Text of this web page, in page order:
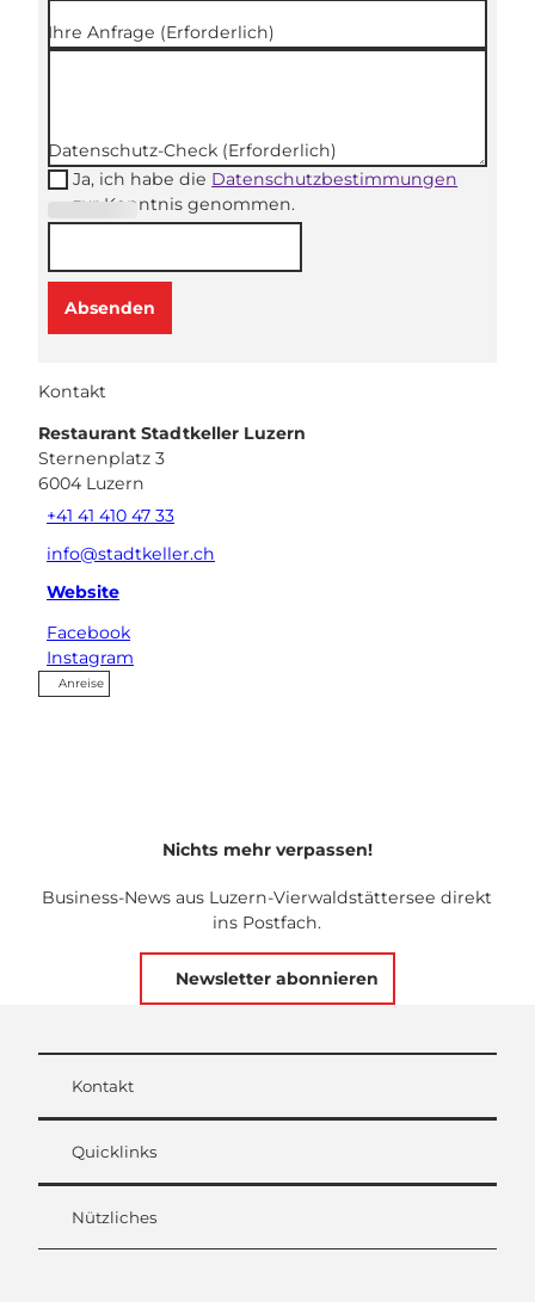
Ihre Anfrage (Erforderlich)
Datenschutz-Check (Erforderlich)
Ja, ich habe die Datenschutzbestimmungen
zur Kenntnis genommen.
Absenden
Kontakt
Restaurant Stadtkeller Luzern
Sternenplatz 3
6004 Luzern
+41 41 410 47 33
info@stadtkeller.ch
Website
Facebook
Instagram
Anreise
Nichts mehr verpassen!
Business-News aus Luzern-Vierwaldstättersee direkt
ins Postfach.
Newsletter abonnieren
Kontakt
Quicklinks
Nützliches